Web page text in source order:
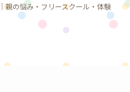
の悩み・フリースクール・体験